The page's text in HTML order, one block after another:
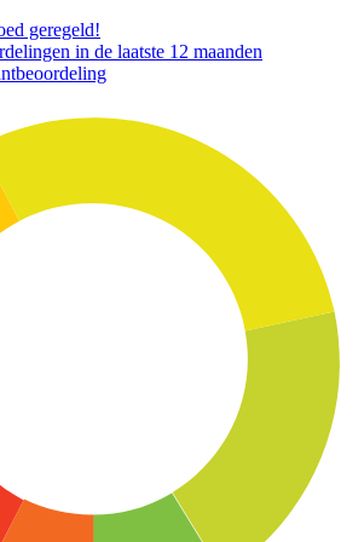
geregeld!
in de laatste 12 maanden